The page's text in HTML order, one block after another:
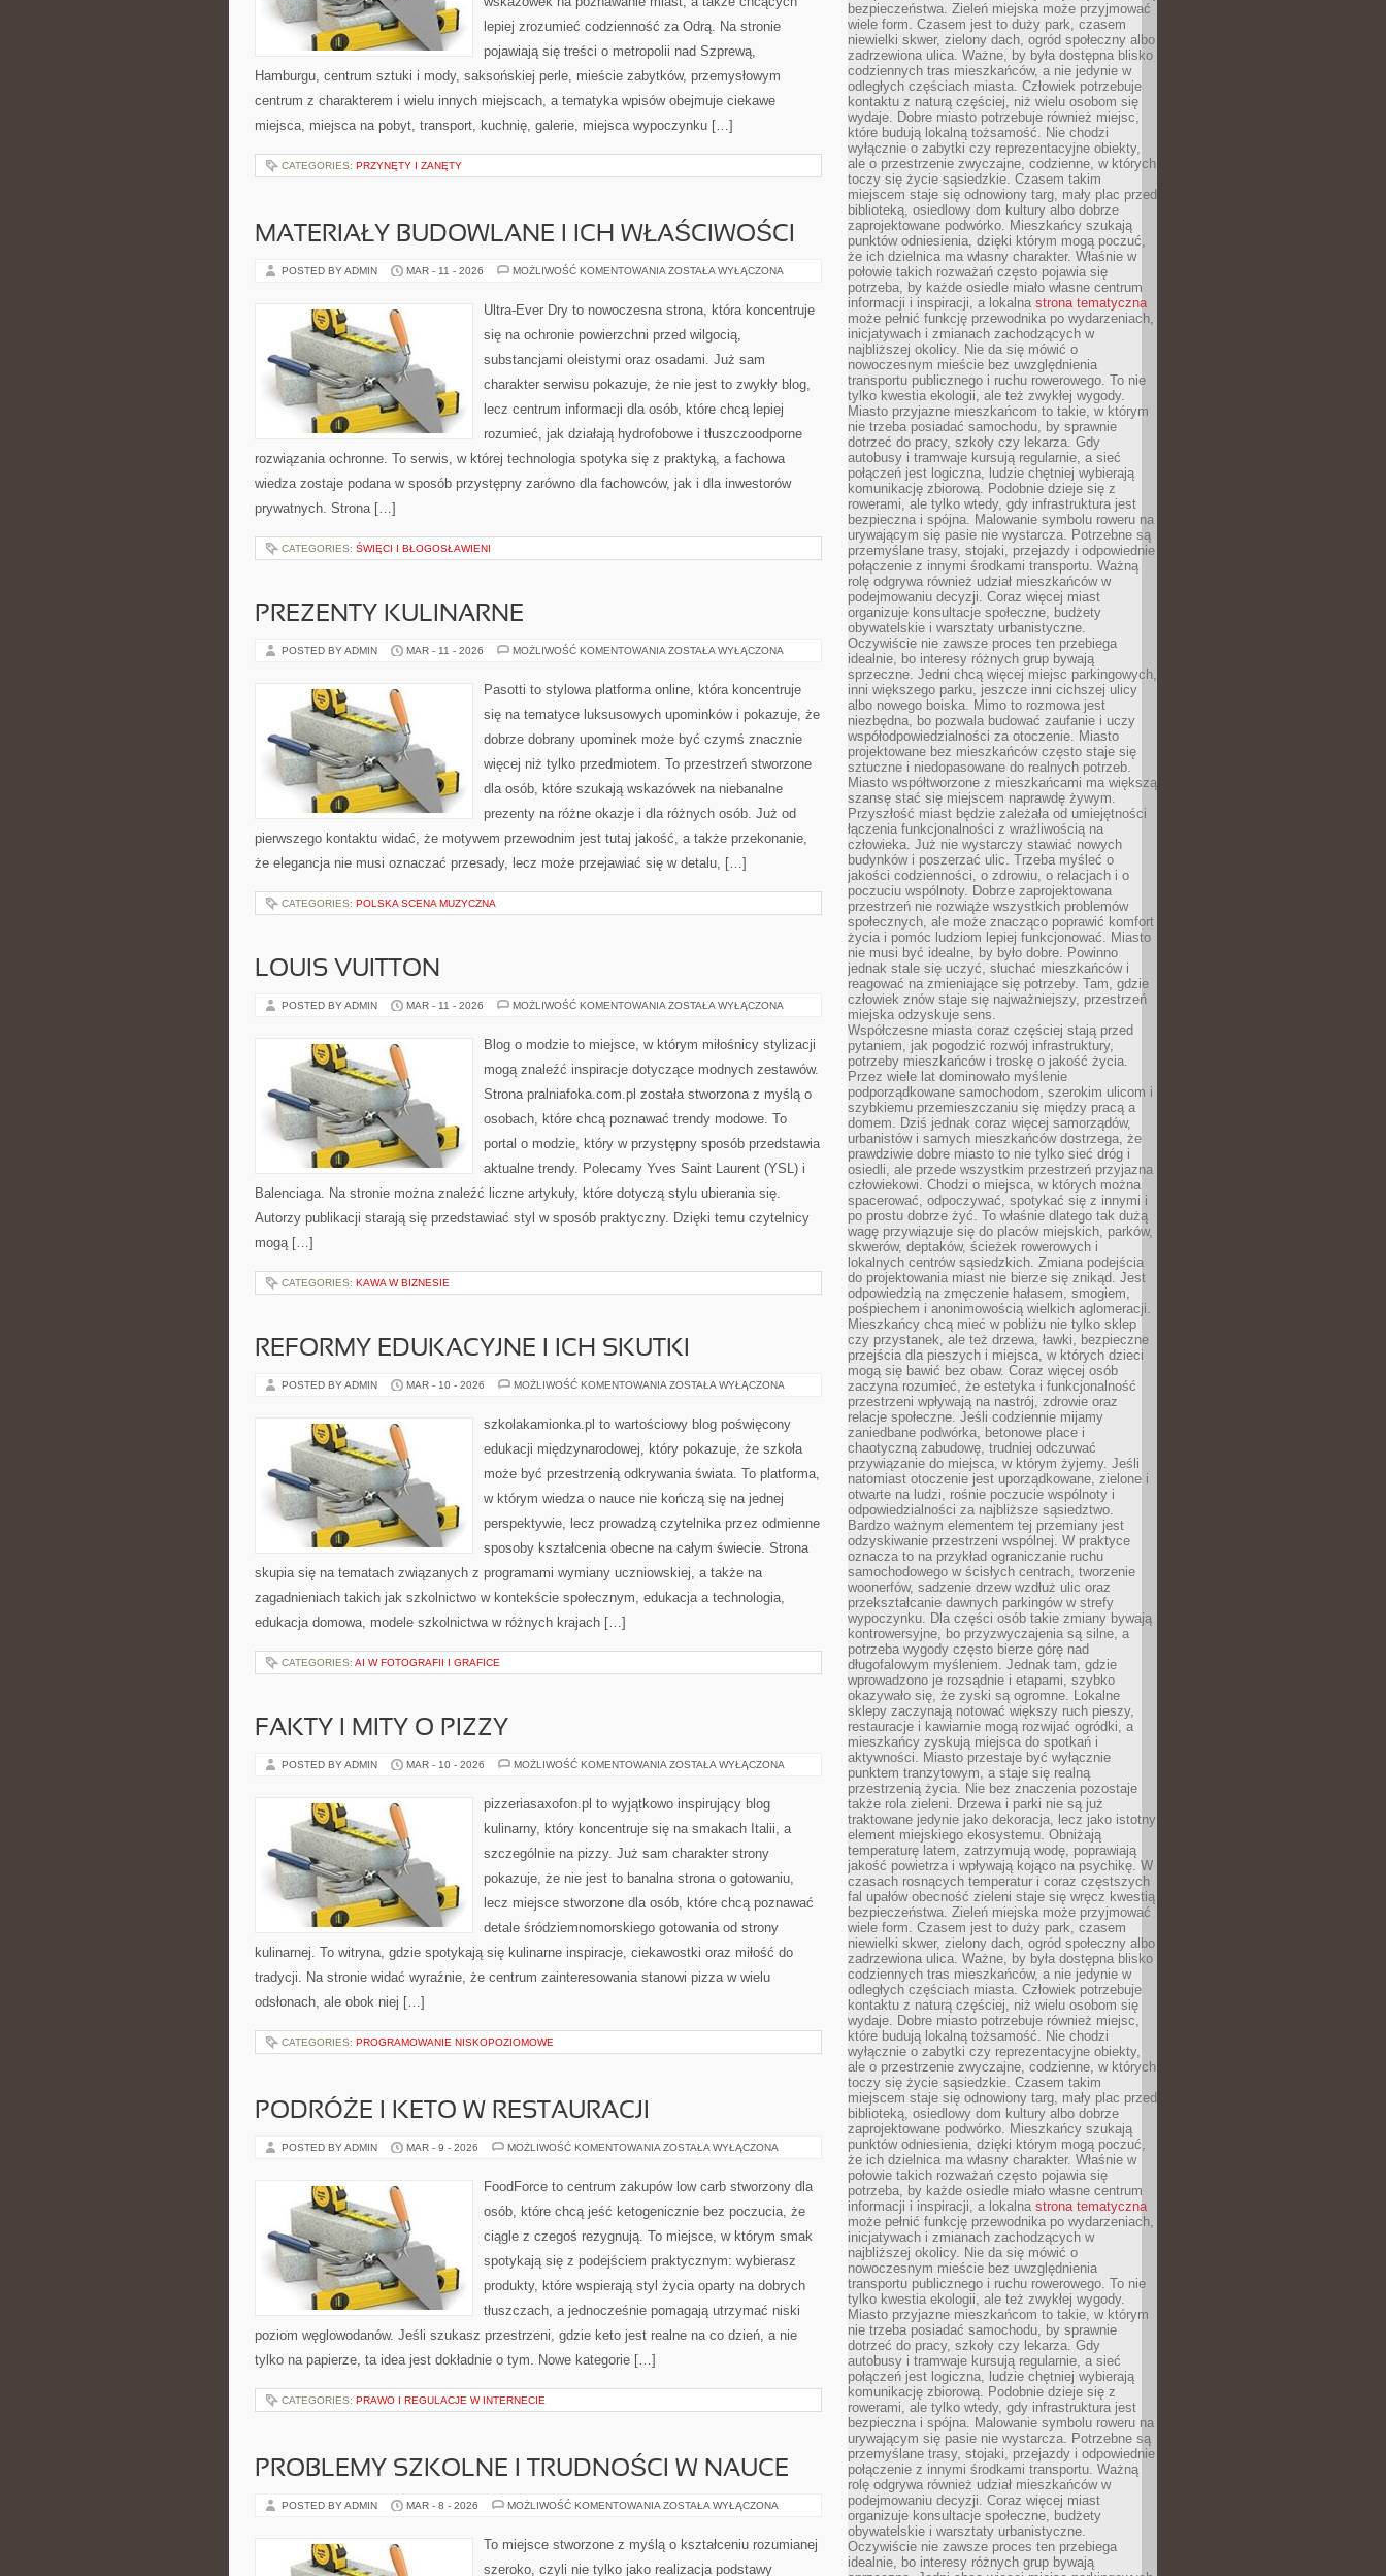
lepiej zrozumieć codzienność za Odrą. Na stronie
pojawiają się treści o metropolii nad Szprewą,
Hamburgu, centrum sztuki i mody, saksońskiej perle, mieście zabytków, przemysłowym
centrum z charakterem i wielu innych miejscach, a tematyka wpisów obejmuje ciekawe
miejsca, miejsca na pobyt, transport, kuchnię, galerie, miejsca wypoczynku […]
CATEGORIES: PRZYNĘTY I ZANĘTY
MATERIAŁY BUDOWLANE I ICH WŁAŚCIWOŚCI
POSTED BY ADMIN MAR - 11 - 2026 MOŻLIWOŚĆ KOMENTOWANIA MATERIAŁY
ICH
WŁAŚCIWOŚCI
ZOSTAŁA WYŁĄCZONA
Ultra-Ever Dry to nowoczesna strona, która koncentruje
się na ochronie powierzchni przed wilgocią,
substancjami oleistymi oraz osadami. Już sam
charakter serwisu pokazuje, że nie jest to zwykły blog,
lecz centrum informacji dla osób, które chcą lepiej
rozumieć, jak działają hydrofobowe i tłuszczoodporne
rozwiązania ochronne. To serwis, w której technologia spotyka się z praktyką, a fachowa
wiedza zostaje podana w sposób przystępny zarówno dla fachowców, jak i dla inwestorów
prywatnych. Strona […]
CATEGORIES: ŚWIĘCI I BŁOGOSŁAWIENI
PREZENTY KULINARNE
POSTED BY ADMIN MAR - 11 - 2026 MOŻLIWOŚĆ KOMENTOWANIA PREZENTY
ZOSTAŁA WYŁĄCZONA
Pasotti to stylowa platforma online, która koncentruje
się na tematyce luksusowych upominków i pokazuje, że
dobrze dobrany upominek może być czymś znacznie
więcej niż tylko przedmiotem. To przestrzeń stworzone
dla osób, które szukają wskazówek na niebanalne
prezenty na różne okazje i dla różnych osób. Już od
pierwszego kontaktu widać, że motywem przewodnim jest tutaj jakość, a także przekonanie,
że elegancja nie musi oznaczać przesady, lecz może przejawiać się w detalu, […]
CATEGORIES: POLSKA SCENA MUZYCZNA
LOUIS VUITTON
POSTED BY ADMIN MAR - 11 - 2026 MOŻLIWOŚĆ KOMENTOWANIA LOUIS
ZOSTAŁA WYŁĄCZONA
Blog o modzie to miejsce, w którym miłośnicy stylizacji
mogą znaleźć inspiracje dotyczące modnych zestawów.
Strona pralniafoka.com.pl została stworzona z myślą o
osobach, które chcą poznawać trendy modowe. To
portal o modzie, który w przystępny sposób przedstawia
aktualne trendy. Polecamy Yves Saint Laurent (YSL) i
Balenciaga. Na stronie można znaleźć liczne artykuły, które dotyczą stylu ubierania się.
Autorzy publikacji starają się przedstawiać styl w sposób praktyczny. Dzięki temu czytelnicy
mogą […]
CATEGORIES: KAWA W BIZNESIE
REFORMY EDUKACYJNE I ICH SKUTKI
POSTED BY ADMIN MAR - 10 - 2026 MOŻLIWOŚĆ KOMENTOWANIA REFORMY
SKUTKI
ZOSTAŁA WYŁĄCZONA
szkolakamionka.pl to wartościowy blog poświęcony
edukacji międzynarodowej, który pokazuje, że szkoła
może być przestrzenią odkrywania świata. To platforma,
w którym wiedza o nauce nie kończą się na jednej
perspektywie, lecz prowadzą czytelnika przez odmienne
sposoby kształcenia obecne na całym świecie. Strona
skupia się na tematach związanych z programami wymiany uczniowskiej, a także na
zagadnieniach takich jak szkolnictwo w kontekście społecznym, edukacja a technologia,
edukacja domowa, modele szkolnictwa w różnych krajach […]
CATEGORIES: AI W FOTOGRAFII I GRAFICE
FAKTY I MITY O PIZZY
POSTED BY ADMIN MAR - 10 - 2026 MOŻLIWOŚĆ KOMENTOWANIA FAKTY
PIZZY
ZOSTAŁA WYŁĄCZONA
pizzeriasaxofon.pl to wyjątkowo inspirujący blog
kulinarny, który koncentruje się na smakach Italii, a
szczególnie na pizzy. Już sam charakter strony
pokazuje, że nie jest to banalna strona o gotowaniu,
lecz miejsce stworzone dla osób, które chcą poznawać
detale śródziemnomorskiego gotowania od strony
kulinarnej. To witryna, gdzie spotykają się kulinarne inspiracje, ciekawostki oraz miłość do
tradycji. Na stronie widać wyraźnie, że centrum zainteresowania stanowi pizza w wielu
odsłonach, ale obok niej […]
CATEGORIES: PROGRAMOWANIE NISKOPOZIOMOWE
PODRÓŻE I KETO W RESTAURACJI
POSTED BY ADMIN MAR - 9 - 2026 MOŻLIWOŚĆ KOMENTOWANIA PODRÓŻE
RESTAURACJI
ZOSTAŁA WYŁĄCZONA
FoodForce to centrum zakupów low carb stworzony dla
osób, które chcą jeść ketogenicznie bez poczucia, że
ciągle z czegoś rezygnują. To miejsce, w którym smak
spotykają się z podejściem praktycznym: wybierasz
produkty, które wspierają styl życia oparty na dobrych
tłuszczach, a jednocześnie pomagają utrzymać niski
poziom węglowodanów. Jeśli szukasz przestrzeni, gdzie keto jest realne na co dzień, a nie
tylko na papierze, ta idea jest dokładnie o tym. Nowe kategorie […]
CATEGORIES: PRAWO I REGULACJE W INTERNECIE
PROBLEMY SZKOLNE I TRUDNOŚCI W NAUCE
POSTED BY ADMIN MAR - 8 - 2026 MOŻLIWOŚĆ KOMENTOWANIA PROBLEMY
TRUDNOŚCI
W
ZOSTAŁA WYŁĄCZONA
To miejsce stworzone z myślą o kształceniu rozumianej
szeroko, czyli nie tylko jako realizacja podstawy
bezpieczeństwa. Zieleń miejska może przyjmować
wiele form. Czasem jest to duży park, czasem
niewielki skwer, zielony dach, ogród społeczny albo
zadrzewiona ulica. Ważne, by była dostępna blisko
codziennych tras mieszkańców, a nie jedynie w
odległych częściach miasta. Człowiek potrzebuje
kontaktu z naturą częściej, niż wielu osobom się
wydaje. Dobre miasto potrzebuje również miejsc,
które budują lokalną tożsamość. Nie chodzi
wyłącznie o zabytki czy reprezentacyjne obiekty,
ale o przestrzenie zwyczajne, codzienne, w których
toczy się życie sąsiedzkie. Czasem takim
miejscem staje się odnowiony targ, mały plac przed
biblioteką, osiedlowy dom kultury albo dobrze
zaprojektowane podwórko. Mieszkańcy szukają
punktów odniesienia, dzięki którym mogą poczuć,
że ich dzielnica ma własny charakter. Właśnie w
połowie takich rozważań często pojawia się
potrzeba, by każde osiedle miało własne centrum
informacji i inspiracji, a lokalna strona tematyczna
może pełnić funkcję przewodnika po wydarzeniach,
inicjatywach i zmianach zachodzących w
najbliższej okolicy. Nie da się mówić o
nowoczesnym mieście bez uwzględnienia
transportu publicznego i ruchu rowerowego. To nie
tylko kwestia ekologii, ale też zwykłej wygody.
Miasto przyjazne mieszkańcom to takie, w którym
nie trzeba posiadać samochodu, by sprawnie
dotrzeć do pracy, szkoły czy lekarza. Gdy
autobusy i tramwaje kursują regularnie, a sieć
połączeń jest logiczna, ludzie chętniej wybierają
komunikację zbiorową. Podobnie dzieje się z
rowerami, ale tylko wtedy, gdy infrastruktura jest
bezpieczna i spójna. Malowanie symbolu roweru na
urywającym się pasie nie wystarcza. Potrzebne są
przemyślane trasy, stojaki, przejazdy i odpowiednie
połączenie z innymi środkami transportu. Ważną
rolę odgrywa również udział mieszkańców w
podejmowaniu decyzji. Coraz więcej miast
organizuje konsultacje społeczne, budżety
obywatelskie i warsztaty urbanistyczne.
Oczywiście nie zawsze proces ten przebiega
idealnie, bo interesy różnych grup bywają
sprzeczne. Jedni chcą więcej miejsc parkingowych,
inni większego parku, jeszcze inni cichszej ulicy
albo nowego boiska. Mimo to rozmowa jest
niezbędna, bo pozwala budować zaufanie i uczy
współodpowiedzialności za otoczenie. Miasto
projektowane bez mieszkańców często staje się
sztuczne i niedopasowane do realnych potrzeb.
Miasto współtworzone z mieszkańcami ma większą
szansę stać się miejscem naprawdę żywym.
Przyszłość miast będzie zależała od umiejętności
łączenia funkcjonalności z wrażliwością na
człowieka. Już nie wystarczy stawiać nowych
budynków i poszerzać ulic. Trzeba myśleć o
jakości codzienności, o zdrowiu, o relacjach i o
poczuciu wspólnoty. Dobrze zaprojektowana
przestrzeń nie rozwiąże wszystkich problemów
społecznych, ale może znacząco poprawić komfort
życia i pomóc ludziom lepiej funkcjonować. Miasto
nie musi być idealne, by było dobre. Powinno
jednak stale się uczyć, słuchać mieszkańców i
reagować na zmieniające się potrzeby. Tam, gdzie
człowiek znów staje się najważniejszy, przestrzeń
miejska odzyskuje sens.
Współczesne miasta coraz częściej stają przed
pytaniem, jak pogodzić rozwój infrastruktury,
potrzeby mieszkańców i troskę o jakość życia.
Przez wiele lat dominowało myślenie
podporządkowane samochodom, szerokim ulicom i
szybkiemu przemieszczaniu się między pracą a
domem. Dziś jednak coraz więcej samorządów,
urbanistów i samych mieszkańców dostrzega, że
prawdziwie dobre miasto to nie tylko sieć dróg i
osiedli, ale przede wszystkim przestrzeń przyjazna
człowiekowi. Chodzi o miejsca, w których można
spacerować, odpoczywać, spotykać się z innymi i
po prostu dobrze żyć. To właśnie dlatego tak dużą
wagę przywiązuje się do placów miejskich, parków,
skwerów, deptaków, ścieżek rowerowych i
lokalnych centrów sąsiedzkich. Zmiana podejścia
do projektowania miast nie bierze się znikąd. Jest
odpowiedzią na zmęczenie hałasem, smogiem,
pośpiechem i anonimowością wielkich aglomeracji.
Mieszkańcy chcą mieć w pobliżu nie tylko sklep
czy przystanek, ale też drzewa, ławki, bezpieczne
przejścia dla pieszych i miejsca, w których dzieci
mogą się bawić bez obaw. Coraz więcej osób
zaczyna rozumieć, że estetyka i funkcjonalność
przestrzeni wpływają na nastrój, zdrowie oraz
relacje społeczne. Jeśli codziennie mijamy
zaniedbane podwórka, betonowe place i
chaotyczną zabudowę, trudniej odczuwać
przywiązanie do miejsca, w którym żyjemy. Jeśli
natomiast otoczenie jest uporządkowane, zielone i
otwarte na ludzi, rośnie poczucie wspólnoty i
odpowiedzialności za najbliższe sąsiedztwo.
Bardzo ważnym elementem tej przemiany jest
odzyskiwanie przestrzeni wspólnej. W praktyce
oznacza to na przykład ograniczanie ruchu
samochodowego w ścisłych centrach, tworzenie
woonerfów, sadzenie drzew wzdłuż ulic oraz
przekształcanie dawnych parkingów w strefy
wypoczynku. Dla części osób takie zmiany bywają
kontrowersyjne, bo przyzwyczajenia są silne, a
potrzeba wygody często bierze górę nad
długofalowym myśleniem. Jednak tam, gdzie
wprowadzono je rozsądnie i etapami, szybko
okazywało się, że zyski są ogromne. Lokalne
sklepy zaczynają notować większy ruch pieszy,
restauracje i kawiarnie mogą rozwijać ogródki, a
mieszkańcy zyskują miejsca do spotkań i
aktywności. Miasto przestaje być wyłącznie
punktem tranzytowym, a staje się realną
przestrzenią życia. Nie bez znaczenia pozostaje
także rola zieleni. Drzewa i parki nie są już
traktowane jedynie jako dekoracja, lecz jako istotny
element miejskiego ekosystemu. Obniżają
temperaturę latem, zatrzymują wodę, poprawiają
jakość powietrza i wpływają kojąco na psychikę. W
czasach rosnących temperatur i coraz częstszych
fal upałów obecność zieleni staje się wręcz kwestią
bezpieczeństwa. Zieleń miejska może przyjmować
wiele form. Czasem jest to duży park, czasem
niewielki skwer, zielony dach, ogród społeczny albo
zadrzewiona ulica. Ważne, by była dostępna blisko
codziennych tras mieszkańców, a nie jedynie w
odległych częściach miasta. Człowiek potrzebuje
kontaktu z naturą częściej, niż wielu osobom się
wydaje. Dobre miasto potrzebuje również miejsc,
które budują lokalną tożsamość. Nie chodzi
wyłącznie o zabytki czy reprezentacyjne obiekty,
ale o przestrzenie zwyczajne, codzienne, w których
toczy się życie sąsiedzkie. Czasem takim
miejscem staje się odnowiony targ, mały plac przed
biblioteką, osiedlowy dom kultury albo dobrze
zaprojektowane podwórko. Mieszkańcy szukają
punktów odniesienia, dzięki którym mogą poczuć,
że ich dzielnica ma własny charakter. Właśnie w
połowie takich rozważań często pojawia się
potrzeba, by każde osiedle miało własne centrum
informacji i inspiracji, a lokalna strona tematyczna
może pełnić funkcję przewodnika po wydarzeniach,
inicjatywach i zmianach zachodzących w
najbliższej okolicy. Nie da się mówić o
nowoczesnym mieście bez uwzględnienia
transportu publicznego i ruchu rowerowego. To nie
tylko kwestia ekologii, ale też zwykłej wygody.
Miasto przyjazne mieszkańcom to takie, w którym
nie trzeba posiadać samochodu, by sprawnie
dotrzeć do pracy, szkoły czy lekarza. Gdy
autobusy i tramwaje kursują regularnie, a sieć
połączeń jest logiczna, ludzie chętniej wybierają
komunikację zbiorową. Podobnie dzieje się z
rowerami, ale tylko wtedy, gdy infrastruktura jest
bezpieczna i spójna. Malowanie symbolu roweru na
urywającym się pasie nie wystarcza. Potrzebne są
przemyślane trasy, stojaki, przejazdy i odpowiednie
połączenie z innymi środkami transportu. Ważną
rolę odgrywa również udział mieszkańców w
podejmowaniu decyzji. Coraz więcej miast
organizuje konsultacje społeczne, budżety
obywatelskie i warsztaty urbanistyczne.
Oczywiście nie zawsze proces ten przebiega
idealnie, bo interesy różnych grup bywają